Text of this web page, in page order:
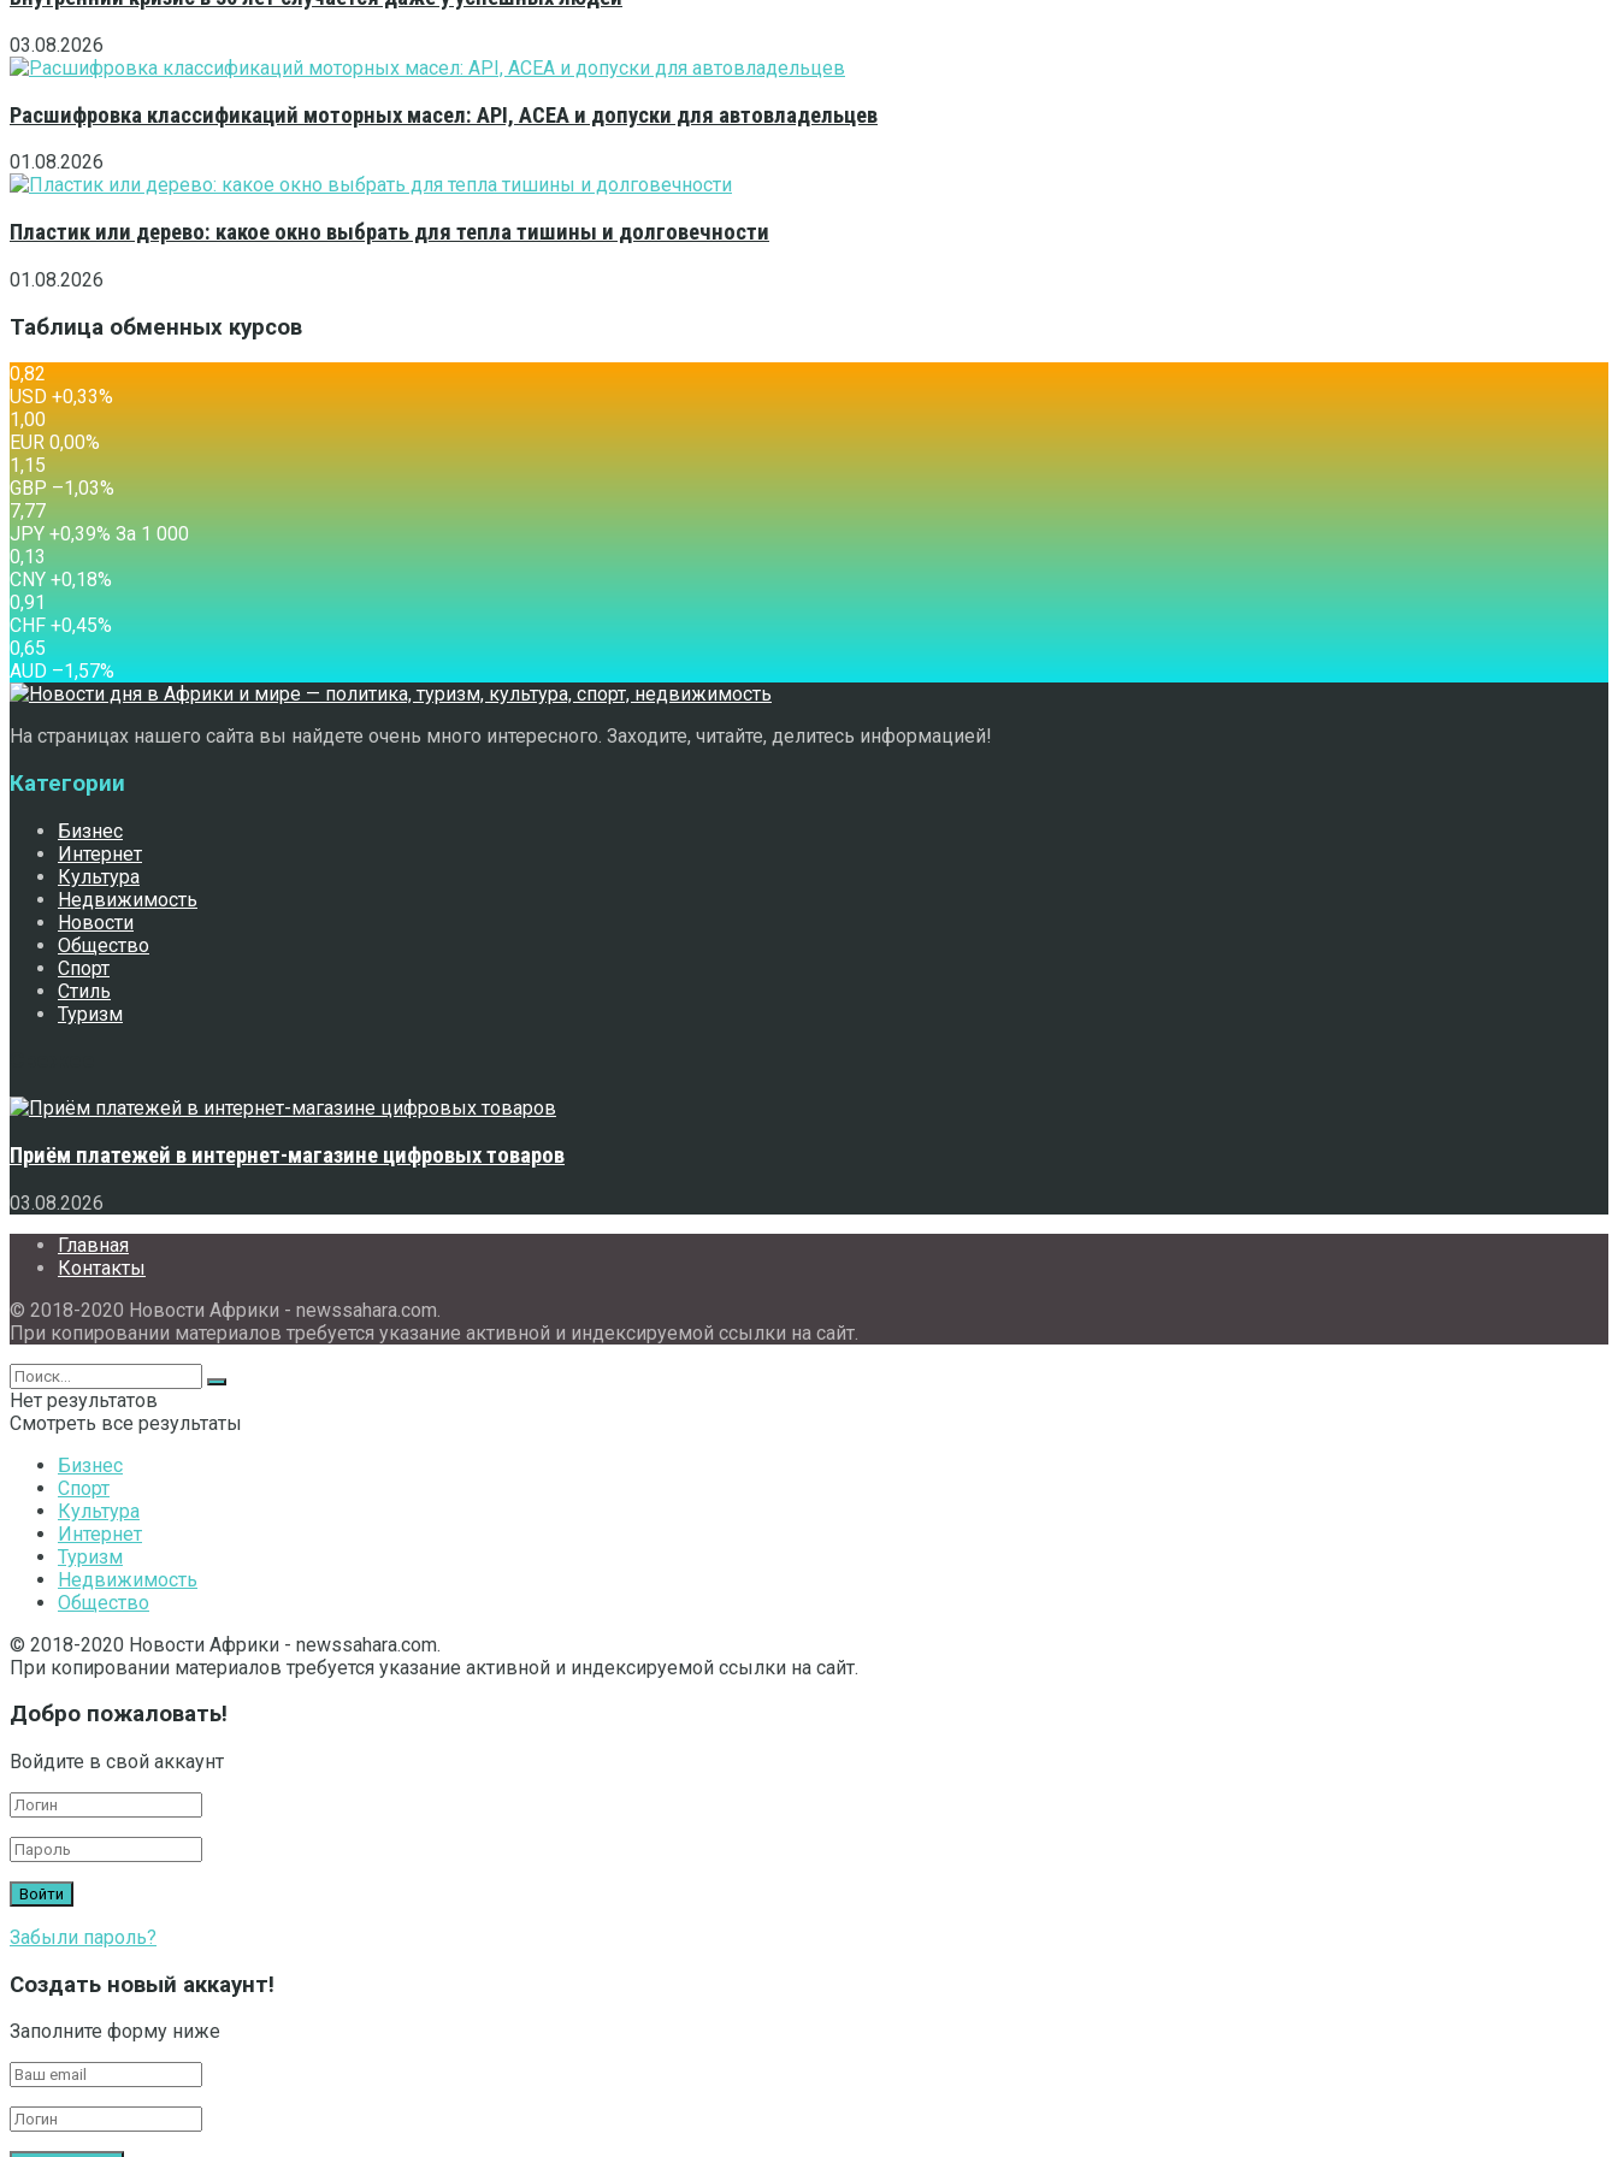
03.08.2026
Расшифровка классификаций моторных масел: API, ACEA и допуски для автовладельцев
01.08.2026
Пластик или дерево: какое окно выбрать для тепла тишины и долговечности
01.08.2026
Таблица обменных курсов
0,82
USD +0,33%
1,00
EUR 0,00%
1,15
GBP –1,03%
7,77
JPY +0,39% За 1 000
0,13
CNY +0,18%
0,91
CHF +0,45%
0,65
AUD –1,57%
На страницах нашего сайта вы найдете очень много интересного. Заходите, читайте, делитесь информацией!
Категории
Бизнес
Интернет
Культура
Недвижимость
Новости
Общество
Спорт
Стиль
Туризм
Приём платежей в интернет-магазине цифровых товаров
03.08.2026
Главная
Контакты
© 2018-2020 Новости Африки - newssahara.com.
При копировании материалов требуется указание активной и индексируемой ссылки на сайт.
Нет результатов
Смотреть все результаты
Бизнес
Спорт
Культура
Интернет
Туризм
Недвижимость
Общество
© 2018-2020 Новости Африки - newssahara.com.
При копировании материалов требуется указание активной и индексируемой ссылки на сайт.
Добро пожаловать!
Войдите в свой аккаунт
Забыли пароль?
Создать новый аккаунт!
Заполните форму ниже